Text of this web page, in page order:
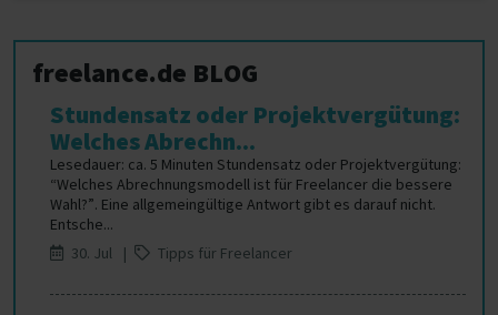
freelance.de BLOG
Stundensatz oder Projektvergütung:
Welches Abrechn...
Lesedauer: ca. 5 Minuten Stundensatz oder Projektvergütung:
“Welches Abrechnungsmodell ist für Freelancer die bessere
Wahl?”. Eine allgemeingültige Antwort gibt es darauf nicht.
Entsche...
30. Jul |
Tipps für Freelancer